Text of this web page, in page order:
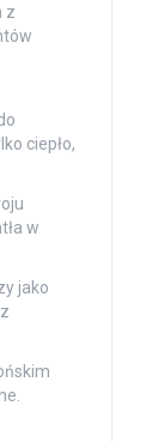
z
ciepło,
w
jako